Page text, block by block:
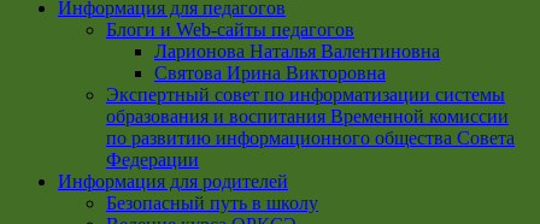
Информация для педагогов
Блоги и Web-сайты педагогов
Ларионова Наталья Валентиновна
Святова Ирина Викторовна
Экспертный совет по информатизации системы
образования и воспитания Временной комиссии
по развитию информационного общества Совета
Федерации
Информация для родителей
Безопасный путь в школу